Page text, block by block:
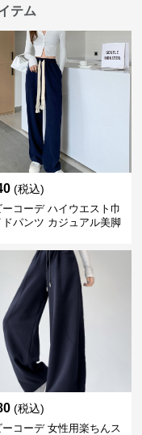
テム
(税込)
ーコーデ ハイウエスト巾
パンツ カジュアル美脚
(税込)
ーコーデ 女性用楽ちんス